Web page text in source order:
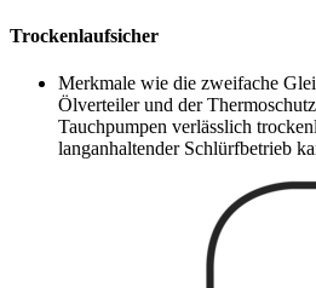
Trockenlaufsicher
Merkmale wie die zweifache
Ölverteiler und der
Tauchpumpen verlässlich
langanhaltender Schlürfbetrieb